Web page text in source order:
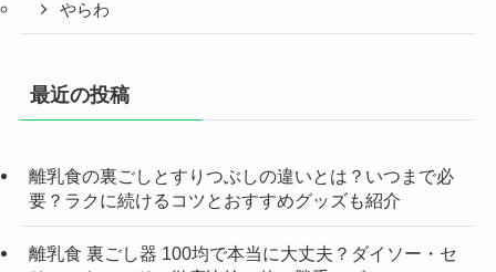
やらわ
最近の投稿
離乳食の裏ごしとすりつぶしの違いとは？いつまで必
要？ラクに続けるコツとおすすめグッズも紹介
離乳食 裏ごし器 100均で本当に大丈夫？ダイソー・セ